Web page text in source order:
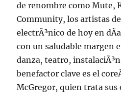
de renombre como Mute,
Community, los artistas
electrÃ³nico de hoy en
con un saludable margen
danza, teatro,
benefactor clave es el
McGregor, quien trata sus